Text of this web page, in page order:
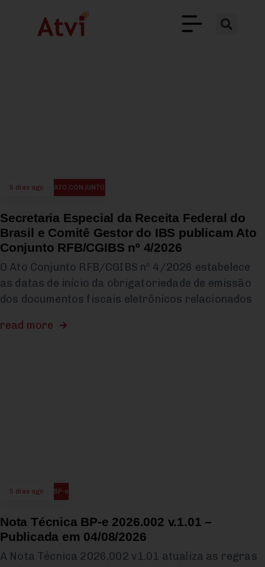
5 dias ago ATO CONJUNTO
Secretaria Especial da Receita Federal do
Brasil e Comitê Gestor do IBS publicam Ato
Conjunto RFB/CGIBS nº 4/2026
O Ato Conjunto RFB/CGIBS nº 4/2026 estabelece
as datas de início da obrigatoriedade de emissão
dos documentos fiscais eletrônicos relacionados
read more
5 dias ago BP-e
Nota Técnica BP-e 2026.002 v.1.01 –
Publicada em 04/08/2026
A Nota Técnica 2026.002 v1.01 atualiza as regras